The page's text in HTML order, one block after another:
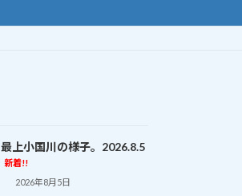
最上小国川の様子。2026.8.5
新着!!
2026年8月5日